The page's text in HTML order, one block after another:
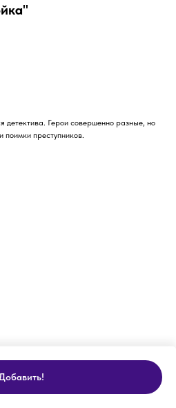
Герои совершенно разные, но
поимки преступников.